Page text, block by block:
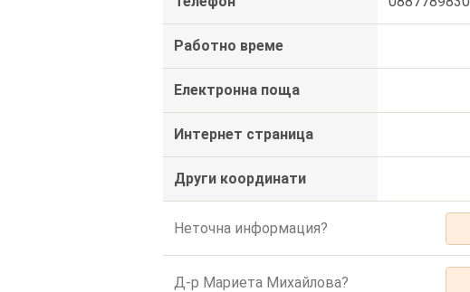
Работно време
Електронна поща
Интернет страница
Други координати
Неточна информация?
Д-р Мариета Михайлова?